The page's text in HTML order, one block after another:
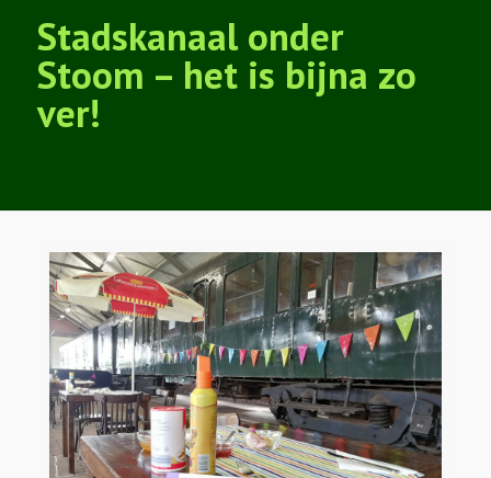
Stadskanaal onder
Stoom – het is bijna zo
ver!